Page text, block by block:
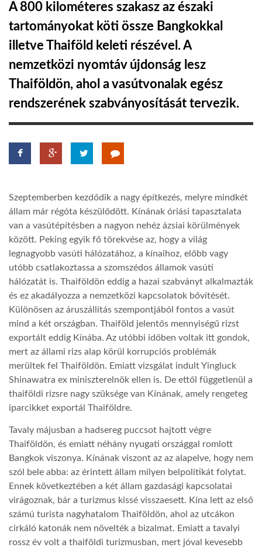
LINKTR.EE
GLOBOZSARU
DOBRAVERO.HU
LATIMO.HU
GLOBOBOOK
A 800 kilométeres szakasz az északi
tartományokat köti össze Bangkokkal
illetve Thaiföld keleti részével. A
nemzetközi nyomtáv újdonság lesz
Thaiföldön, ahol a vasútvonalak egész
rendszerének szabványosítását tervezik.
Szeptemberben kezdődik a nagy építkezés, melyre mindkét
állam már régóta készülődött. Kínának óriási tapasztalata
van a vasútépítésben a nagyon nehéz ázsiai körülmények
között. Peking egyik fő törekvése az, hogy a világ
legnagyobb vasúti hálózatához, a kínaihoz, előbb vagy
utóbb csatlakoztassa a szomszédos államok vasúti
hálózatát is. Thaiföldön eddig a hazai szabványt alkalmazták
és ez akadályozza a nemzetközi kapcsolatok bővítését.
Különösen az áruszállítás szempontjából fontos a vasút
mind a két országban. Thaiföld jelentős mennyiségű rizst
exportált eddig Kínába. Az utóbbi időben voltak itt gondok,
mert az állami rizs alap körül korrupciós problémák
merültek fel Thaiföldön. Emiatt vizsgálat indult Yingluck
Shinawatra ex miniszterelnök ellen is. De ettől függetlenül a
thaiföldi rizsre nagy szüksége van Kínának, amely rengeteg
iparcikket exportál Thaiföldre.
Tavaly májusban a hadsereg puccsot hajtott végre
Thaiföldön, és emiatt néhány nyugati országgal romlott
Bangkok viszonya. Kínának viszont az az alapelve, hogy nem
szól bele abba: az érintett állam milyen belpolitikát folytat.
Ennek következtében a két állam gazdasági kapcsolatai
virágoznak, bár a turizmus kissé visszaesett. Kína lett az első
számú turista nagyhatalom Thaiföldön, ahol az utcákon
cirkáló katonák nem növelték a bizalmat. Emiatt a tavalyi
rossz év volt a thaiföldi turizmusban, mert jóval kevesebb